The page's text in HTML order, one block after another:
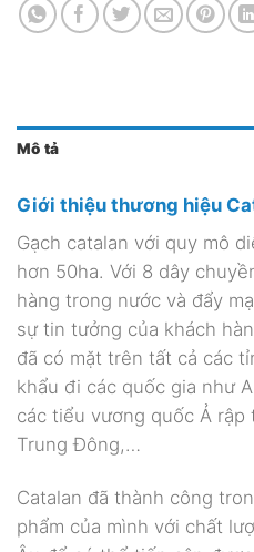
Mô tả
Giới thiệu thương hiệu
Gạch catalan với quy mô
hơn 50ha. Với 8 dây
hàng trong nước và đẩy
sự tin tưởng của khách
đã có mặt trên tất cả các
khẩu đi các quốc gia như
các tiểu vương quốc Ả
Trung Đông,…
Catalan đã thành công
phẩm của mình với chất